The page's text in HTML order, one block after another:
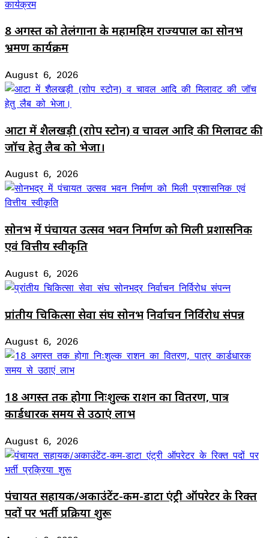
8 अगस्त को तेलंगाना के महामहिम राज्यपाल का सोनभद्र
भ्रमण कार्यक्रम
August 6, 2026
आटा में शैलखड़ी (राोप स्टोन) व चावल आदि की मिलावट की
जॉच हेतु लैब को भेजा।
August 6, 2026
सोनभद्र में पंचायत उत्सव भवन निर्माण को मिली प्रशासनिक
एवं वित्तीय स्वीकृति
August 6, 2026
प्रांतीय चिकित्सा सेवा संघ सोनभद्र निर्वाचन निर्विरोध संपन्न
August 6, 2026
18 अगस्त तक होगा निःशुल्क राशन का वितरण, पात्र
कार्डधारक समय से उठाएं लाभ
August 6, 2026
पंचायत सहायक/अकाउंटेंट-कम-डाटा एंट्री ऑपरेटर के रिक्त
पदों पर भर्ती प्रक्रिया शुरू